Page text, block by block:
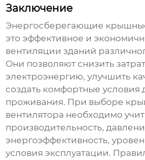
Заключение
Энергосберегающие
это эффективное и
вентиляции зданий
Они позволяют снизить
электроэнергию, улучшить
создать комфортные условия
проживания. При выборе
вентилятора необходимо
производительность,
энергоэффективность,
условия эксплуатации.